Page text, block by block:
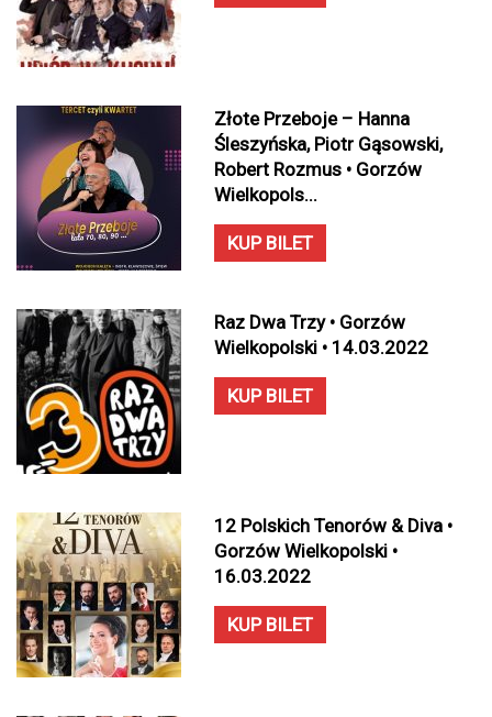
Złote Przeboje – Hanna
Śleszyńska, Piotr Gąsowski,
Robert Rozmus • Gorzów
Wielkopols...
KUP BILET
Raz Dwa Trzy • Gorzów
Wielkopolski • 14.03.2022
KUP BILET
12 Polskich Tenorów & Diva •
Gorzów Wielkopolski •
16.03.2022
KUP BILET